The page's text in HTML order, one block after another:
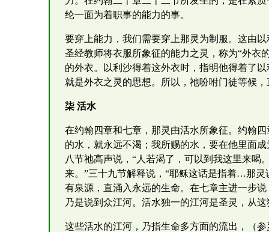
纶一面为着职事的能力的事。
要穿上能力，我们需要穿上那灵为制服。这由
圣经教师将衣服所象征的能力之灵，称为“外衣
的外衣。以利沙得着这外衣时，指明他得着了
就是外衣之灵的思想。所以，祂吩咐门徒等候
柒 活水
在约翰四章和七章，那灵由活水所象征。约翰
的水，就永远不渴；我所赐的水，要在他里面
八节祂高声说，“人若渴了，可以到我这里来喝
来。”三十九节解释说，“耶稣这话是指着…那
有泉源，直涌入永远的生命。在七章主进一步
乃是说到众江河。活水独一的江河是圣灵，从
这些活水的江河，乃指生命多方面的流出，（